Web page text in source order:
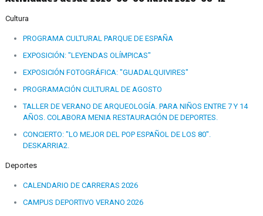
Cultura
PROGRAMA CULTURAL PARQUE DE ESPAÑA
EXPOSICIÓN: "LEYENDAS OLÍMPICAS"
EXPOSICIÓN FOTOGRÁFICA: "GUADALQUIVIRES"
PROGRAMACIÓN CULTURAL DE AGOSTO
TALLER DE VERANO DE ARQUEOLOGÍA. PARA NIÑOS ENTRE 7 Y 14
AÑOS. COLABORA MENIA RESTAURACIÓN DE DEPORTES.
CONCIERTO: "LO MEJOR DEL POP ESPAÑOL DE LOS 80".
DESKARRIA2.
Deportes
CALENDARIO DE CARRERAS 2026
CAMPUS DEPORTIVO VERANO 2026